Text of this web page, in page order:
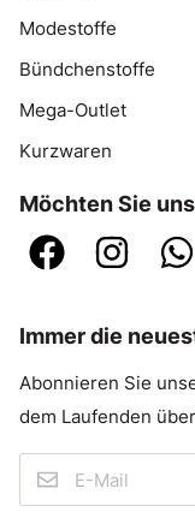
Modestoffe
Bündchenstoffe
Mega-Outlet
Kurzwaren
Möchten Sie
Immer die
Abonnieren Sie
dem Laufenden